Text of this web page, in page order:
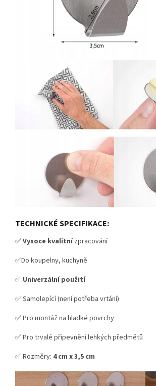
TECHNICKÉ SPECIFIKACE:
✅Vysoce kvalitnízpracování
✅Do koupelny, kuchyně
✅ Univerzální použití
✅ Samolepící (není potřeba vrtání)
✅ Pro montáž na hladké povrchy
✅ Pro trvalé připevnění lehkých předmětů
✅ Rozměry: 4 cm x 3,5 cm